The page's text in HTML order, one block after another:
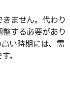
ません。代わり
する必要があり
い時期には、需
。